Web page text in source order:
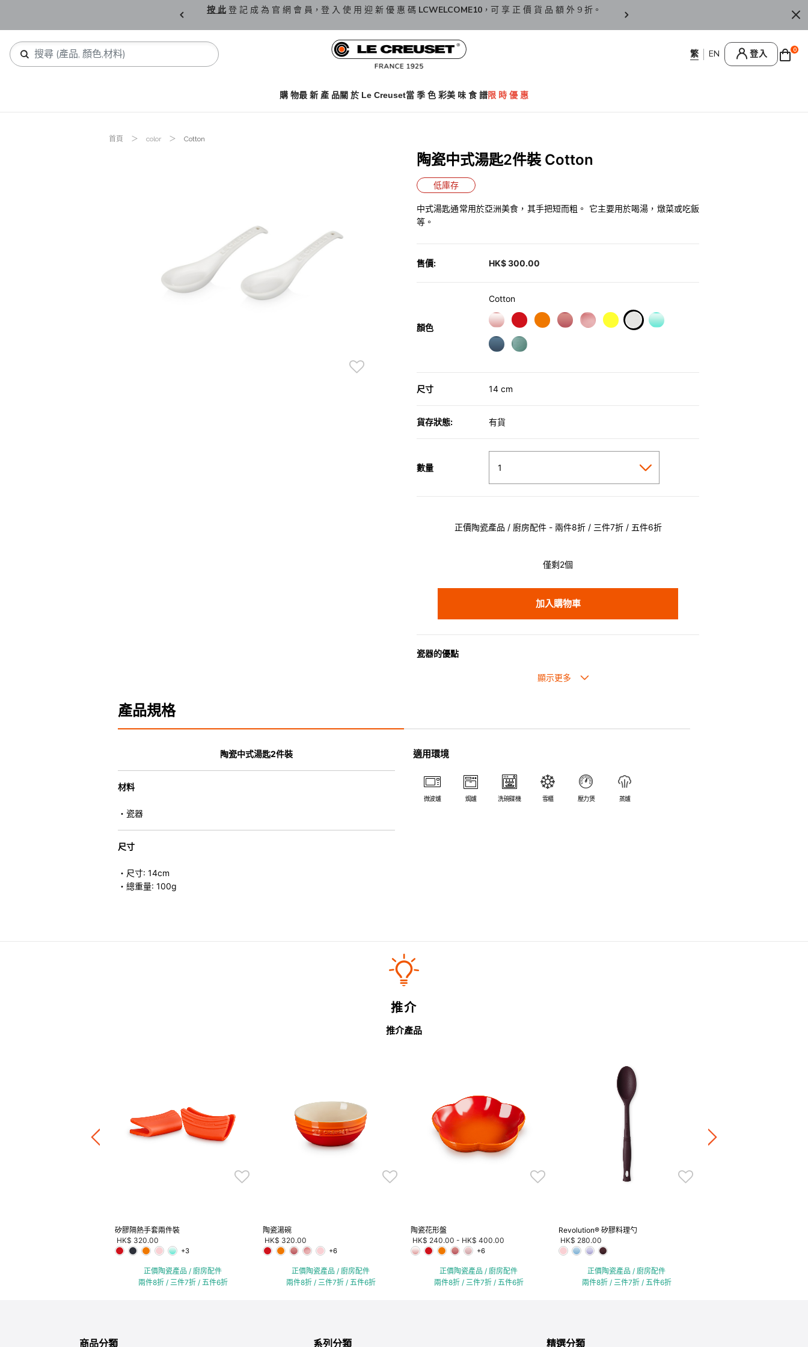
按 此 登 記 成 為 官 網 會 員，登 入 使 用 迎 新 優 惠 碼 LCWELCOME10 ，可 享 正 價 貨 品 額 外 9 折。 香 港 / 澳 門 訂 單 滿
登入 0
購 物最 新 產 品關 於 Le Creuset當 季 色 彩美 味 食 譜限 時 優 惠
首頁 color Cotton
陶瓷中式湯匙2件裝 Cotton
低庫存
中式湯匙通常用於亞洲美食，其手把短而粗。 它主要用於喝湯，燉菜或吃飯
等。
售價: HK$ 300.00
顏色
Cotton
尺寸 14 cm
貨存狀態: 有貨
數量
正價陶瓷產品 / 廚房配件 - 兩件8折 / 三件7折 / 五件6折
僅剩2個
加入購物車
瓷器的優點
• 耐熱性極佳，適用於微波爐，也可放入焗爐，耐熱程度高達260℃。
• 即使經常使用亦不會容易吸取食物氣味。
*不可直接用於熱源上
產品規格
陶瓷中式湯匙2件裝
材料
・瓷器
尺寸
・尺寸: 14cm
・總重量: 100g
適用環境
微波爐 焗爐 洗碗碟機 雪櫃 壓力煲 蒸爐
推介
推介產品
矽膠隔熱手套兩件裝
HK$ 320.00
+3
正價陶瓷產品 / 廚房配件
兩件8折 / 三件7折 / 五件6折
陶瓷湯碗
HK$ 320.00
+6
正價陶瓷產品 / 廚房配件
兩件8折 / 三件7折 / 五件6折
陶瓷花形盤
HK$ 240.00 - HK$ 400.00
+6
正價陶瓷產品 / 廚房配件
兩件8折 / 三件7折 / 五件6折
Revolution® 矽膠料理勺
HK$ 280.00
正價陶瓷產品 / 廚房配件
兩件8折 / 三件7折 / 五件6折
商品分類 系列分類 精選分類